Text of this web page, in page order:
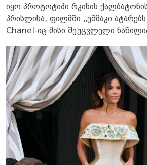
იყო პროტოტიპი რკინის
პრისლისა, ფილმში „ეშმაკი
Chanel-იც მისი შეუცვლელი